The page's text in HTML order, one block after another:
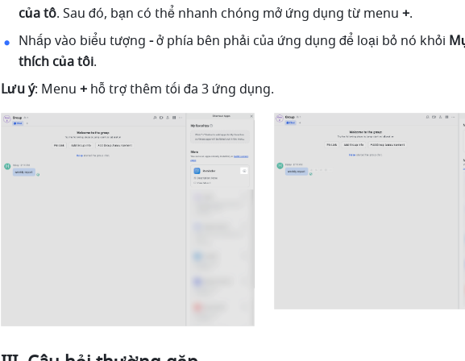
của tô. Sau đó, bạn có thể nhanh chóng mở ứng dụng từ menu +.
Nhấp vào biểu tượng - ở phía bên phải của ứng dụng để loại bỏ nó khỏi
thích của tôi.
Lưu ý: Menu + hỗ trợ thêm tối đa 3 ứng dụng.